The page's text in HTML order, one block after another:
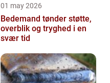
01 may 2026
Bedemand tønder støtte,
overblik og tryghed i en
svær tid